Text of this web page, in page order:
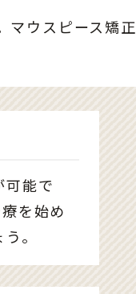
マウスピース矯正
可能で
を始め
。